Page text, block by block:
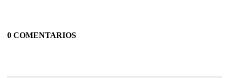
0 COMENTARIOS